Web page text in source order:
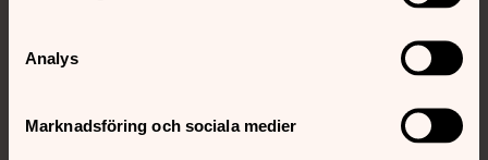
Analys
Marknadsföring och sociala medier